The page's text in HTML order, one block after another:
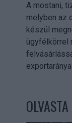
A mostani,
melyben az
készül
ügyfélkörrel